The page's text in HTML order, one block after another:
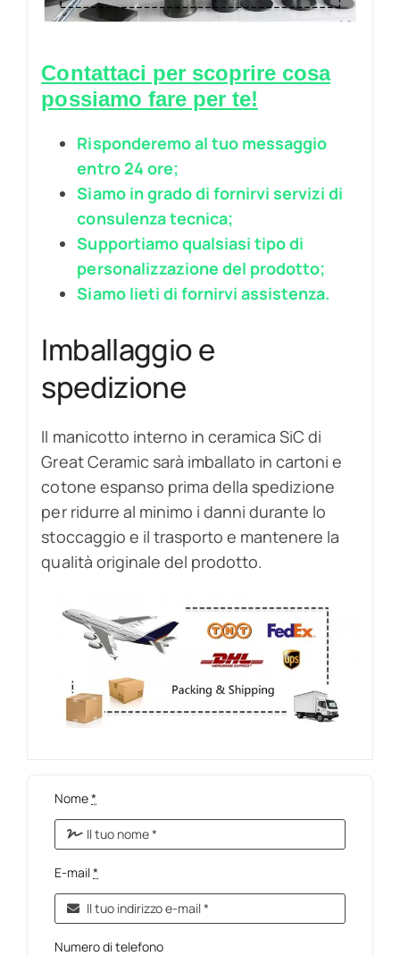
Contattaci per scoprire cosa
possiamo fare per te!
Risponderemo al tuo messaggio
entro 24 ore;
Siamo in grado di fornirvi servizi di
consulenza tecnica;
Supportiamo qualsiasi tipo di
personalizzazione del prodotto;
Siamo lieti di fornirvi assistenza.
Imballaggio e
spedizione
Il manicotto interno in ceramica SiC di
Great Ceramic sarà imballato in cartoni e
cotone espanso prima della spedizione
per ridurre al minimo i danni durante lo
stoccaggio e il trasporto e mantenere la
qualità originale del prodotto.
Nome*
E-mail*
Numero di telefono